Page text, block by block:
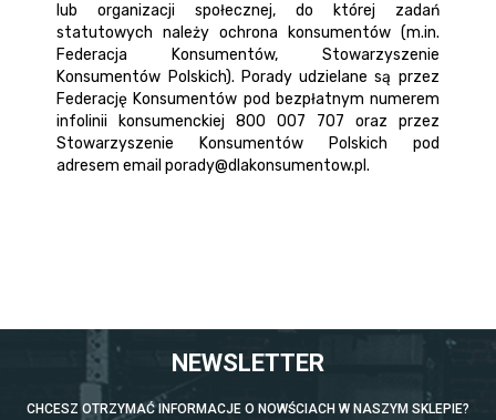
lub organizacji społecznej, do której zadań
statutowych należy ochrona konsumentów (m.in.
Federacja Konsumentów, Stowarzyszenie
Konsumentów Polskich). Porady udzielane są przez
Federację Konsumentów pod bezpłatnym numerem
infolinii konsumenckiej 800 007 707 oraz przez
Stowarzyszenie Konsumentów Polskich pod
adresem emailporady@dlakonsumentow.pl.
NEWSLETTER
CHCESZ OTRZYMAĆ INFORMACJE O NOWŚCIACH W NASZYM SKLEPIE?